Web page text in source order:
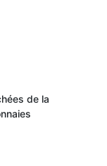
de la